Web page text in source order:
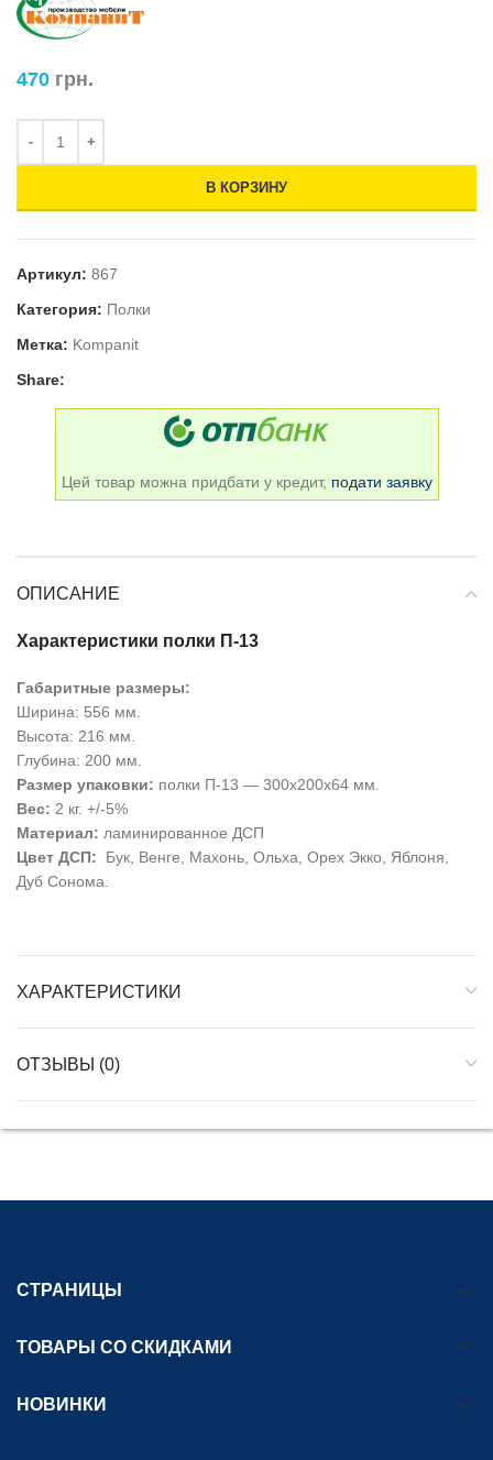
470 грн.
В КОРЗИНУ
Артикул: 867
Категория: Полки
Метка: Kompanit
Share:
Цей товар можна придбати у кредит, подати заявку
ОПИСАНИЕ
Характеристики полки П-13
Габаритные размеры:
Ширина: 556 мм.
Высота: 216 мм.
Глубина: 200 мм.
Размер упаковки: полки П-13 — 300х200х64 мм.
Вес: 2 кг. +/-5%
Материал: ламинированное ДСП
Цвет ДСП:
Бук, Венге, Махонь, Ольха, Орех Экко, Яблоня,
Дуб Сонома.
ХАРАКТЕРИСТИКИ
ОТЗЫВЫ (0)
СТРАНИЦЫ
ТОВАРЫ СО СКИДКАМИ
НОВИНКИ